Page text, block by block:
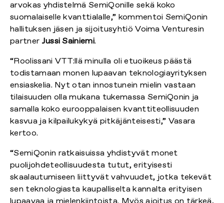
arvokas yhdistelmä SemiQonille sekä koko
suomalaiselle kvanttialalle,” kommentoi SemiQonin
hallituksen jäsen ja sijoitusyhtiö Voima Venturesin
partner Jussi Sainiemi.
“Roolissani VTT:llä minulla oli etuoikeus päästä
todistamaan monen lupaavan teknologiayrityksen
ensiaskelia. Nyt otan innostunein mielin vastaan
tilaisuuden olla mukana tukemassa SemiQonin ja
samalla koko eurooppalaisen kvanttiteollisuuden
kasvua ja kilpailukykyä pitkäjänteisesti,” Vasara
kertoo.
“SemiQonin ratkaisuissa yhdistyvät monet
puolijohdeteollisuudesta tutut, erityisesti
skaalautumiseen liittyvät vahvuudet, jotka tekevät
sen teknologiasta kaupalliselta kannalta erityisen